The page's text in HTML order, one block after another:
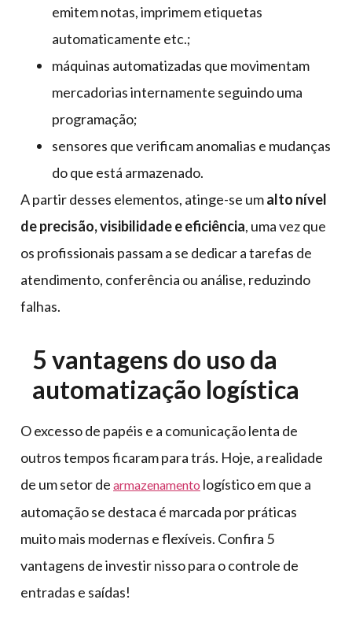
emitem notas, imprimem etiquetas
automaticamente etc.;
máquinas automatizadas que movimentam
mercadorias internamente seguindo uma
programação;
sensores que verificam anomalias e mudanças
do que está armazenado.
A partir desses elementos, atinge-se umalto nível
de precisão, visibilidade e eficiência, uma vez que
os profissionais passam a se dedicar a tarefas de
atendimento, conferência ou análise, reduzindo
falhas.
5 vantagens do uso da
automatização logística
O excesso de papéis e a comunicação lenta de
outros tempos ficaram para trás. Hoje, a realidade
de um setor de armazenamento logístico em que a
automação se destaca é marcada por práticas
muito mais modernas e flexíveis. Confira 5
vantagens de investir nisso para o controle de
entradas e saídas!